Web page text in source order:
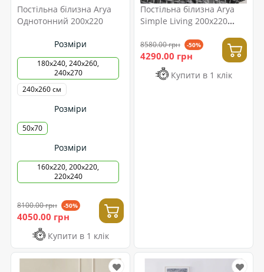
Постільна білизна Arya
Однотонний 200x220
Розміри
180х240, 240х260,
240х270
240x260 см
Розміри
50х70
Розміри
160х220, 200х220,
220x240
8100.00 грн -50%
4050.00 грн
Купити в 1 клік
Постільна білизна Arya
Simple Living 200x220
8580.00 грн -50%
4290.00 грн
Купити в 1 клік